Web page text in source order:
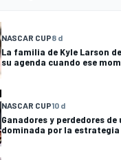
NASCAR CUP8 d
La familia de Kyle Larson
su agenda cuando ese
NASCAR CUP10 d
Ganadores y perdedores
dominada por la estrategia